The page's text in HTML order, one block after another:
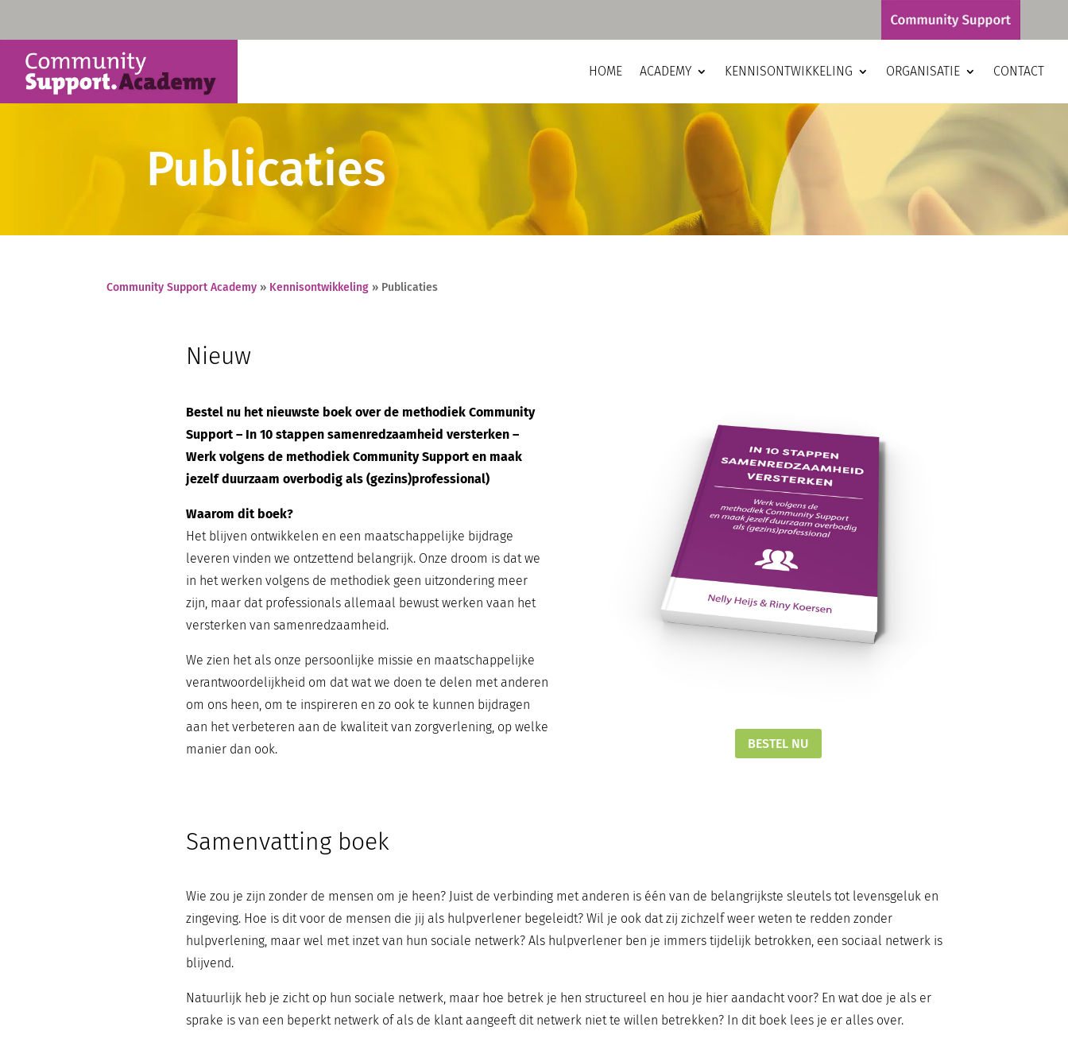
HOME ACADEMY KENNISONTWIKKELING ORGANISATIE CONTACT
Publicaties
Community Support Academy » Kennisontwikkeling » Publicaties
Nieuw
Bestel nu het nieuwste boek over de methodiek Community
Support – In 10 stappen samenredzaamheid versterken –
Werk volgens de methodiek Community Support en maak
jezelf duurzaam overbodig als (gezins)professional)
Waarom dit boek?
Het blijven ontwikkelen en een maatschappelijke bijdrage
leveren vinden we ontzettend belangrijk. Onze droom is dat we
in het werken volgens de methodiek geen uitzondering meer
zijn, maar dat professionals allemaal bewust werken vaan het
versterken van samenredzaamheid.
We zien het als onze persoonlijke missie en maatschappelijke
verantwoordelijkheid om dat wat we doen te delen met anderen
om ons heen, om te inspireren en zo ook te kunnen bijdragen
aan het verbeteren aan de kwaliteit van zorgverlening, op welke
manier dan ook.
BESTEL NU
Samenvatting boek
Wie zou je zijn zonder de mensen om je heen? Juist de verbinding met anderen is één van de belangrijkste sleutels tot levensgeluk en
zingeving. Hoe is dit voor de mensen die jij als hulpverlener begeleidt? Wil je ook dat zij zichzelf weer weten te redden zonder
hulpverlening, maar wel met inzet van hun sociale netwerk? Als hulpverlener ben je immers tijdelijk betrokken, een sociaal netwerk is
blijvend.
Natuurlijk heb je zicht op hun sociale netwerk, maar hoe betrek je hen structureel en hou je hier aandacht voor? En wat doe je als er
sprake is van een beperkt netwerk of als de klant aangeeft dit netwerk niet te willen betrekken? In dit boek lees je er alles over.